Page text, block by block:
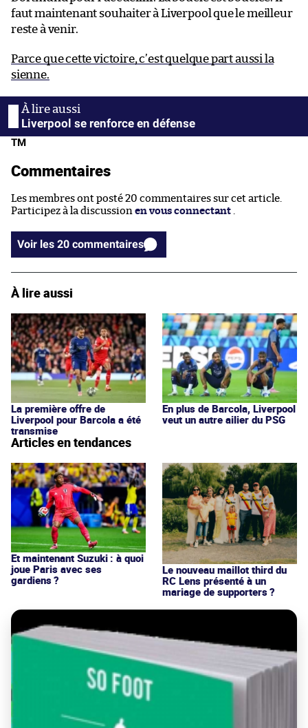
faut maintenant souhaiter à Liverpool que le meilleur
reste à venir.
Parce que cette victoire, c’est quelque part aussi la
sienne.
Liverpool se renforce en défense
TM
Commentaires
Les membres ont posté 20 commentaires sur cet article.
Participez à la discussion en vous connectant
Voir les 20 commentaires
À lire aussi
La première offre de
Liverpool pour Barcola a été
transmise
En plus de Barcola, Liverpool
veut un autre ailier du PSG
Articles en tendances
Et maintenant Suzuki : à quoi
joue Paris avec ses
gardiens ?
Le nouveau maillot third du
RC Lens présenté à un
mariage de supporters ?